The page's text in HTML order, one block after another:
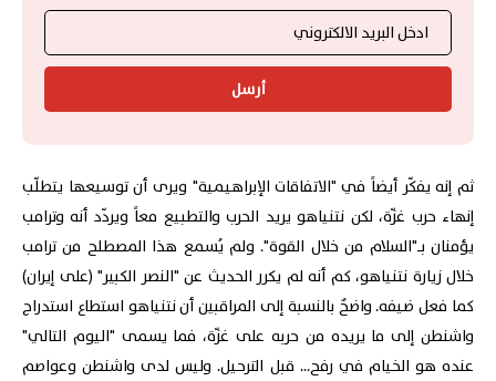
أرسل
ثم إنه يفكّر أيضاً في "الاتفاقات الإبراهيمية" ويرى أن توسيعها يتطلّب
إنهاء حرب غزّة، لكن نتنياهو يريد الحرب والتطبيع معاً ويردّد أنه وترامب
يؤمنان بـ"السلام من خلال القوة". ولم يُسمع هذا المصطلح من ترامب
خلال زيارة نتنياهو، كم أنه لم يكرر الحديث عن "النصر الكبير" (على إيران)
كما فعل ضيفه. واضحٌ بالنسبة إلى المراقبين أن نتنياهو استطاع استدراج
واشنطن إلى ما يريده من حربه على غزّة، فما يسمى "اليوم التالي"
عنده هو الخيام في رفح... قبل الترحيل. وليس لدى واشنطن وعواصم